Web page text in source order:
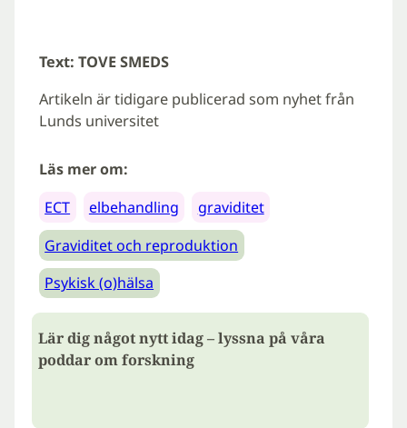
Text: TOVE SMEDS
Artikeln är tidigare publicerad som nyhet från
Lunds universitet
Läs mer om:
ECT
elbehandling
graviditet
Graviditet och reproduktion
Psykisk (o)hälsa
Lär dig något nytt idag – lyssna på våra
poddar om forskning